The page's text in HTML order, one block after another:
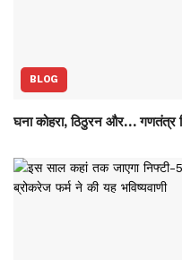
BLOG
घना कोहरा, ठिठुरन और… गणतंत्र